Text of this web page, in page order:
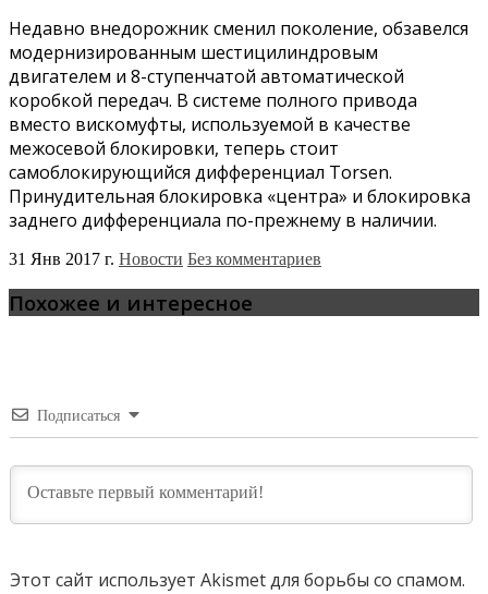
Недавно внедорожник сменил поколение, обзавелся
модернизированным шестицилиндровым
двигателем и 8-ступенчатой автоматической
коробкой передач. В системе полного привода
вместо вискомуфты, используемой в качестве
межосевой блокировки, теперь стоит
самоблокирующийся дифференциал Torsen.
Принудительная блокировка «центра» и блокировка
заднего дифференциала по-прежнему в наличии.
31 Янв 2017 г. Новости Без комментариев
Похожее и интересное
Подписаться
Этот сайт использует Akismet для борьбы со спамом.